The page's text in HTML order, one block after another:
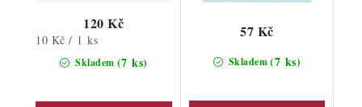
Skladem (7 ks)
120 Kč
Měrná
10 Kč / 1 ks
Skladem(7 ks)
57 Kč